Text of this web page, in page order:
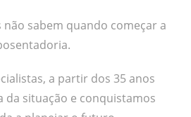
não sabem quando começar a
a partir dos 35 anos
situação e conquistamos